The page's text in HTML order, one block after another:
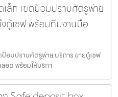
ล็ก เขตป้อมปราบศัตรูพ่าย
ตู้เซฟ พร้อมทีมงานมือ
อมปราบศัตรูพ่าย บริการ ขายตู้เซฟ
อด พร้อมให้บริกา